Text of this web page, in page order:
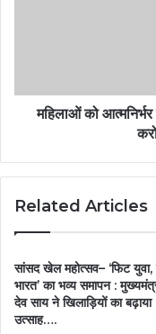
महिलाओं को
Related Articles
सांसद खेल महोत्सव– ‘फिट युवा,
भारत’ का भव्य समापन :
देव साय ने खिलाड़ियों का बढ़ाया
उत्साह….